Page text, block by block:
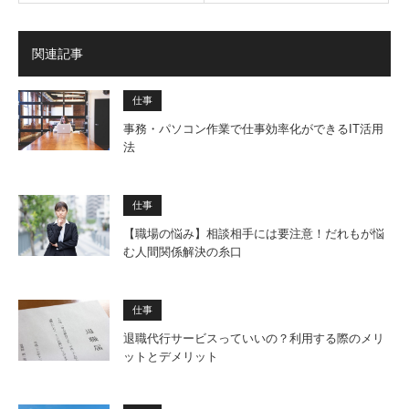
関連記事
仕事
事務・パソコン作業で仕事効率化ができるIT活用
法
仕事
【職場の悩み】相談相手には要注意！だれもが悩
む人間関係解決の糸口
仕事
退職代行サービスっていいの？利用する際のメリ
ットとデメリット